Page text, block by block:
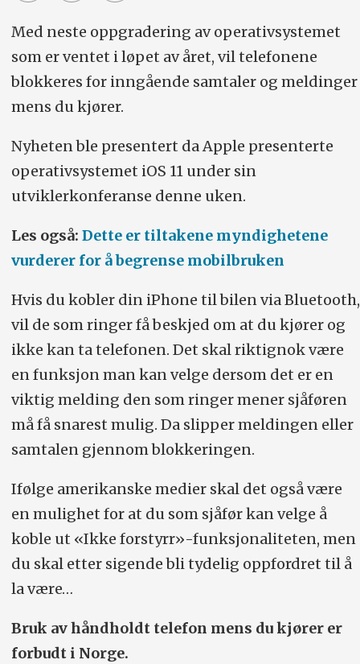
Med neste oppgradering av operativsystemet
som er ventet i løpet av året, vil telefonene
blokkeres for inngående samtaler og meldinger
mens du kjører.
Nyheten ble presentert da Apple presenterte
operativsystemet iOS 11 under sin
utviklerkonferanse denne uken.
Les også: Dette er tiltakene myndighetene
vurderer for å begrense mobilbruken
Hvis du kobler din iPhone til bilen via Bluetooth,
vil de som ringer få beskjed om at du kjører og
ikke kan ta telefonen. Det skal riktignok være
en funksjon man kan velge dersom det er en
viktig melding den som ringer mener sjåføren
må få snarest mulig. Da slipper meldingen eller
samtalen gjennom blokkeringen.
Ifølge amerikanske medier skal det også være
en mulighet for at du som sjåfør kan velge å
koble ut «Ikke forstyrr»-funksjonaliteten, men
du skal etter sigende bli tydelig oppfordret til å
la være…
Bruk av håndholdt telefon mens du kjører er
forbudt i Norge.